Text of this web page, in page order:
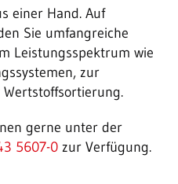
einer Hand. Auf
Sie um­fang­reiche
Leis­tungs­spektrum wie
zur
gerne unter der
5607-0 zur Verfügung.